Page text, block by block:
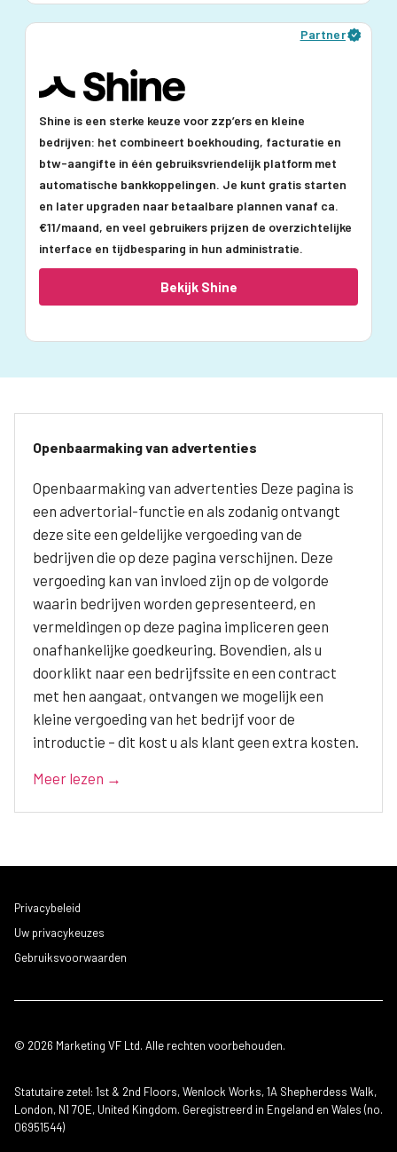
Partner
Shine is een sterke keuze voor zzp’ers en kleine
bedrijven: het combineert boekhouding, facturatie en
btw-aangifte in één gebruiksvriendelijk platform met
automatische bankkoppelingen. Je kunt gratis starten
en later upgraden naar betaalbare plannen vanaf ca.
€11/maand, en veel gebruikers prijzen de overzichtelijke
interface en tijdbesparing in hun administratie.
Bekijk Shine
Openbaarmaking van advertenties
Openbaarmaking van advertenties Deze pagina is
een advertorial-functie en als zodanig ontvangt
deze site een geldelijke vergoeding van de
bedrijven die op deze pagina verschijnen. Deze
vergoeding kan van invloed zijn op de volgorde
waarin bedrijven worden gepresenteerd, en
vermeldingen op deze pagina impliceren geen
onafhankelijke goedkeuring. Bovendien, als u
doorklikt naar een bedrijfssite en een contract
met hen aangaat, ontvangen we mogelijk een
kleine vergoeding van het bedrijf voor de
introductie – dit kost u als klant geen extra kosten.
Meer lezen →
Privacybeleid
Uw privacykeuzes
Gebruiksvoorwaarden
© 2026 Marketing VF Ltd. Alle rechten voorbehouden.
Statutaire zetel: 1st & 2nd Floors, Wenlock Works, 1A Shepherdess Walk,
London, N1 7QE, United Kingdom. Geregistreerd in Engeland en Wales (no.
06951544)